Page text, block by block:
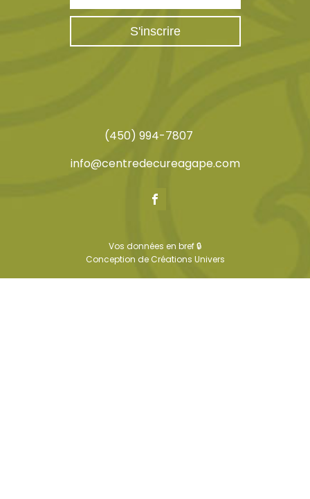
(450) 994-7807
info@centredecureagape.com
Vos données en bref 🔒
Conception deCréations Univers